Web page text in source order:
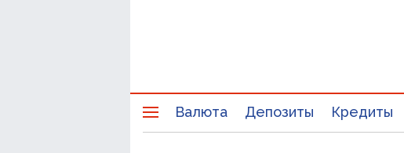
Валюта Депозиты Кредиты